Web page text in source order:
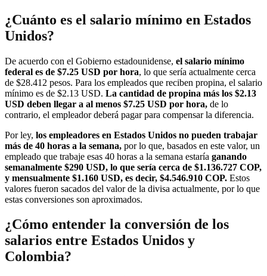
¿Cuánto es el salario mínimo en Estados
Unidos?
De acuerdo con el Gobierno estadounidense, el salario mínimo
federal es de $7.25 USD por hora, lo que sería actualmente cerca
de $28.412 pesos. Para los empleados que reciben propina, el salario
mínimo es de $2.13 USD. La cantidad de propina más los $2.13
USD deben llegar a al menos $7.25 USD por hora, de lo
contrario, el empleador deberá pagar para compensar la diferencia.
Por ley, los empleadores en Estados Unidos no pueden trabajar
más de 40 horas a la semana, por lo que, basados en este valor, un
empleado que trabaje esas 40 horas a la semana estaría ganando
semanalmente $290 USD, lo que sería cerca de $1.136.727 COP,
y mensualmente $1.160 USD, es decir, $4.546.910 COP. Estos
valores fueron sacados del valor de la divisa actualmente, por lo que
estas conversiones son aproximados.
¿Cómo entender la conversión de los
salarios entre Estados Unidos y
Colombia?